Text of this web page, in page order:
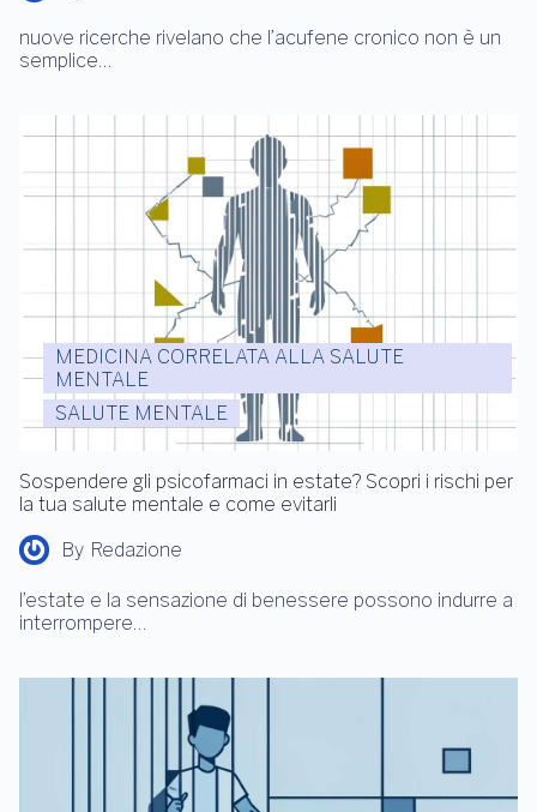
nuove ricerche rivelano che l’acufene cronico non è un
semplice…
MEDICINA CORRELATA ALLA SALUTE
MENTALE
SALUTE MENTALE
Sospendere gli psicofarmaci in estate? Scopri i rischi per
la tua salute mentale e come evitarli
By Redazione
l’estate e la sensazione di benessere possono indurre a
interrompere…